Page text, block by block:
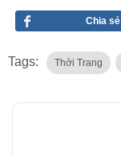
Chia sẻ
Tags: Thởi Trang